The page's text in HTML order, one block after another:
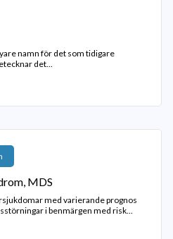
namn för det som tidigare
det...
MDS
med varierande prognos
i benmärgen med risk...